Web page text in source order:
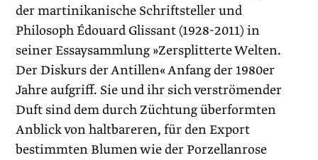
der martinikanische Schriftsteller und
Philosoph Édouard Glissant (1928-2011) in
seiner Essaysammlung »Zersplitterte Welten.
Der Diskurs der Antillen« Anfang der 1980er
Jahre aufgriff. Sie und ihr sich verströmender
Duft sind dem durch Züchtung überformten
Anblick von haltbareren, für den Export
bestimmten Blumen wie der Porzellanrose